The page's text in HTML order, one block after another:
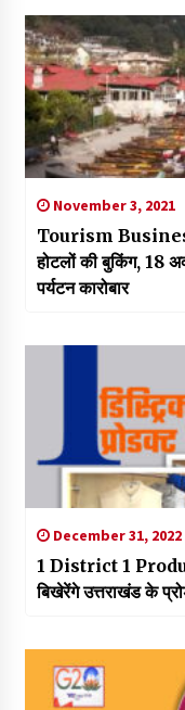
November 3, 2021
Tourism Business
होटलों की बुकिंग, 18
पर्यटन कारोबार
December 31, 2022
1 District 1
बिखेरेंगे उत्तराखंड के